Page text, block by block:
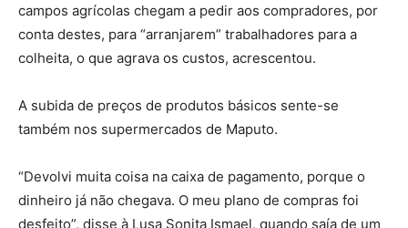
campos agrícolas chegam a pedir aos compradores, por
conta destes, para “arranjarem” trabalhadores para a
colheita, o que agrava os custos, acrescentou.
A subida de preços de produtos básicos sente-se
também nos supermercados de Maputo.
“Devolvi muita coisa na caixa de pagamento, porque o
dinheiro já não chegava. O meu plano de compras foi
desfeito”, disse à Lusa Sonita Ismael, quando saía de um